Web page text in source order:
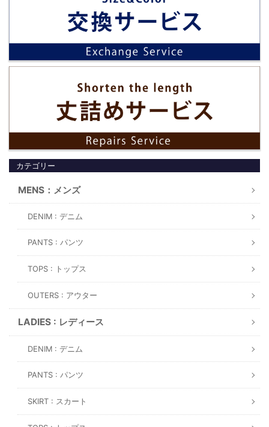
カテゴリー
MENS：メンズ
DENIM : デニム
PANTS : パンツ
TOPS : トップス
OUTERS : アウター
LADIES : レディース
DENIM : デニム
PANTS : パンツ
SKIRT : スカート